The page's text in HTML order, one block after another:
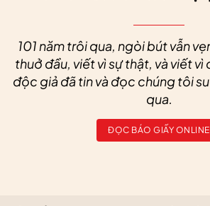
101 năm trôi qua, ngòi bút vẫn
thuở đầu, viết vì sự thật, và viết
độc giả đã tin và đọc chúng tôi
qua.
ĐỌC BÁO GIẤY ONLINE